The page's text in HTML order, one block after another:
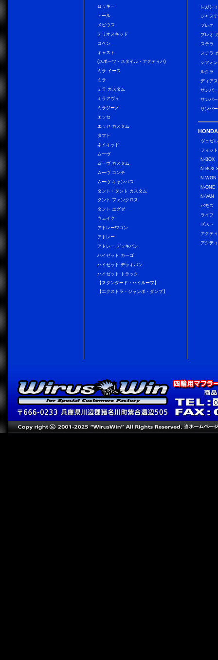
ロッキー
トール
メビウス
テリオスキッド
コペン
キャスト
(スポーツ・スタイル・アクティバ)
ミラ イース
ミラ
ミラ カスタム
ミラアヴィ
ミラジーノ
エッセ
エッセ カスタム
タフト
ネイキッド
ムーヴ
ムーヴ カスタム
ムーヴ コンテ
ムーヴ キャンバス
タント・タント カスタム
タント ファンクロス
タント エグゼ
ウェイク
アトレーワゴン
アトレー
アトレー デッキバン
ハイゼット カーゴ
ハイゼット デッキバン
ハイゼット トラック
【スタンダード・ハイルーフ】
【エクストラ・ジャンボ・ダンプ】
レガシ
ジャス
プレオ
プレオ
ステラ
ステラ
シフォ
ルクラ
ディア
サンバ
サンバ
サンバ
HONDA
ヴェゼル
フィット
N-BOX
N-BOX
N-WGN
N-ONE
N-VAN
バモス
ライフ
ゼスト
アクテ
アクテ